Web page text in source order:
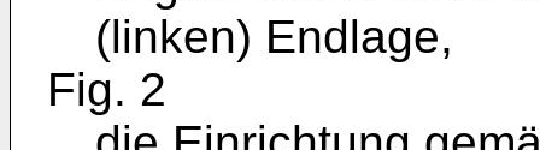
(linken) Endlage,
Fig. 2